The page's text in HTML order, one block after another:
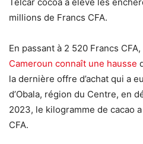
millions de Francs CFA.
En passant à 2 520 Francs CFA,
Cameroun connaît une hausse
la dernière offre d’achat qui a
d’Obala, région du Centre, en
2023, le kilogramme de cacao
CFA.